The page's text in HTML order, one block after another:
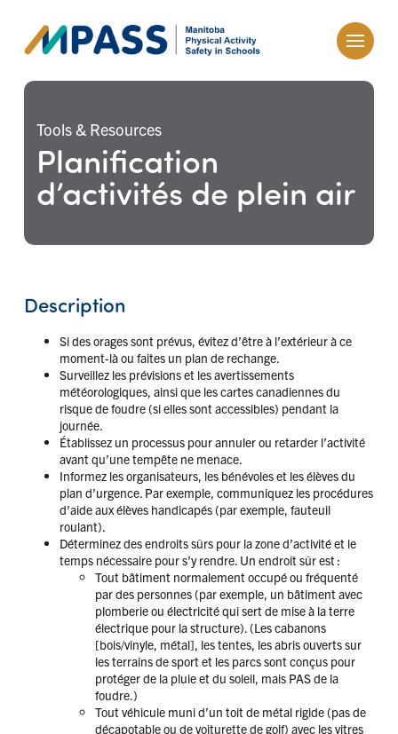
Tools & Resources
Planification
d’activités de plein air
Description
Si des orages sont prévus, évitez d’être à l’extérieur à ce
moment-là ou faites un plan de rechange.
Surveillez les prévisions et les avertissements
météorologiques, ainsi que les cartes canadiennes du
risque de foudre (si elles sont accessibles) pendant la
journée.
Établissez un processus pour annuler ou retarder l’activité
avant qu’une tempête ne menace.
Informez les organisateurs, les bénévoles et les élèves du
plan d’urgence. Par exemple, communiquez les procédures
d’aide aux élèves handicapés (par exemple, fauteuil
roulant).
Déterminez des endroits sûrs pour la zone d’activité et le
temps nécessaire pour s’y rendre. Un endroit sûr est :
Tout bâtiment normalement occupé ou fréquenté
par des personnes (par exemple, un bâtiment avec
plomberie ou électricité qui sert de mise à la terre
électrique pour la structure). (Les cabanons
[bois/vinyle, métal], les tentes, les abris ouverts sur
les terrains de sport et les parcs sont conçus pour
protéger de la pluie et du soleil, mais PAS de la
foudre.)
Tout véhicule muni d’un toit de métal rigide (pas de
décapotable ou de voiturette de golf) avec les vitres